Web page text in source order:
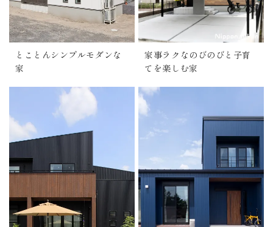
とことんシンプルモダンな
家
家事ラクなのびのびと子育
てを楽しむ家